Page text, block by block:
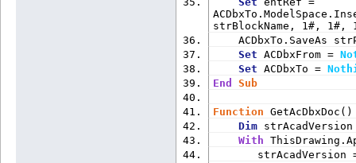
strBlockName, 1#, 1#,
ACDbxTo.SaveAs
Set ACDbxFrom =
Set ACDbxTo =
End
Sub
Function
Dim
With
strAcadVersion =